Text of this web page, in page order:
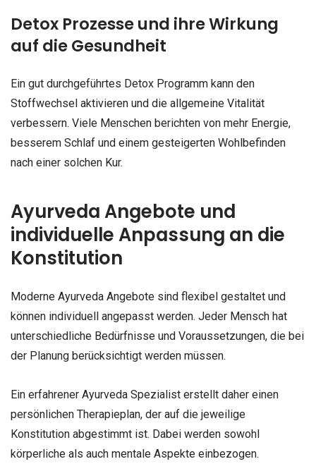
Detox Prozesse und ihre Wirkung
auf die Gesundheit
Ein gut durchgeführtes Detox Programm kann den
Stoffwechsel aktivieren und die allgemeine Vitalität
verbessern. Viele Menschen berichten von mehr Energie,
besserem Schlaf und einem gesteigerten Wohlbefinden
nach einer solchen Kur.
Ayurveda Angebote und
individuelle Anpassung an die
Konstitution
Moderne Ayurveda Angebote sind flexibel gestaltet und
können individuell angepasst werden. Jeder Mensch hat
unterschiedliche Bedürfnisse und Voraussetzungen, die bei
der Planung berücksichtigt werden müssen.
Ein erfahrener Ayurveda Spezialist erstellt daher einen
persönlichen Therapieplan, der auf die jeweilige
Konstitution abgestimmt ist. Dabei werden sowohl
körperliche als auch mentale Aspekte einbezogen.